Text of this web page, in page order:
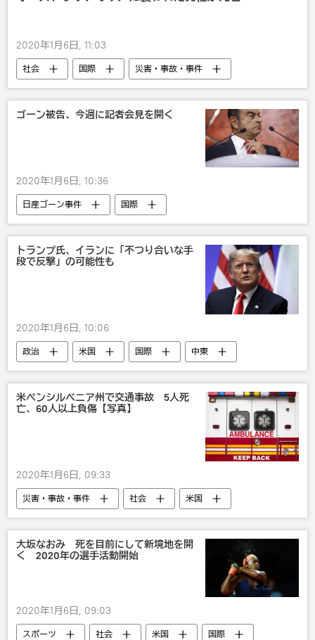
2020年1月6日, 11:03
社会 国際
災害・事故・事件
動物
サメ オーストラリア
ゴーン被告、今週に記者会見を開く
2020年1月6日, 10:36
日産ゴーン事件
国際
カルロス・ゴーン
トランプ氏、イランに「不つり合いな手
段で反撃」の可能性も
2020年1月6日, 10:06
政治 米国 国際
中東
イラン
ドナルド・トランプ
米国対イラン 中東の新たな対立激化
米ペンシルベニア州で交通事故 5人死
亡、60人以上負傷【写真】
2020年1月6日, 09:33
災害・事故・事件 社会
米国
国際
事故
大坂なおみ 死を目前にして新境地を開
く 2020年の選手活動開始
2020年1月6日, 09:03
スポーツ 社会 米国
国際